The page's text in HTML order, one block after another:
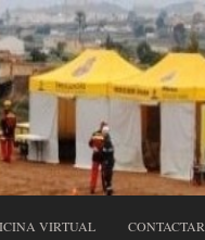
VIRTUAL CONTACTAR